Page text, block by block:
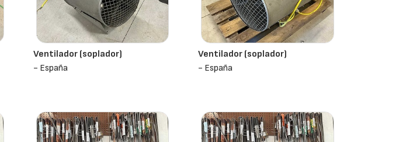
Ventilador (soplador)
- España
Ventilador (soplador)
- España